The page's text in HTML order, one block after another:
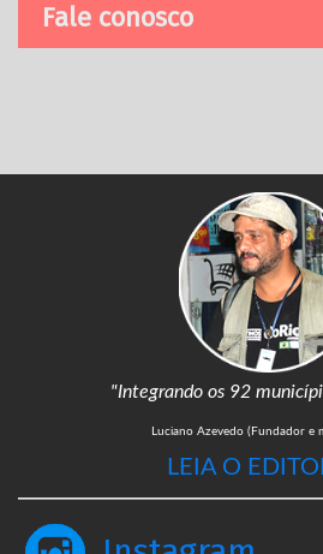
Fale conosco
"Integrando os 92
Luciano Azevedo (Fundador e
LEIA O